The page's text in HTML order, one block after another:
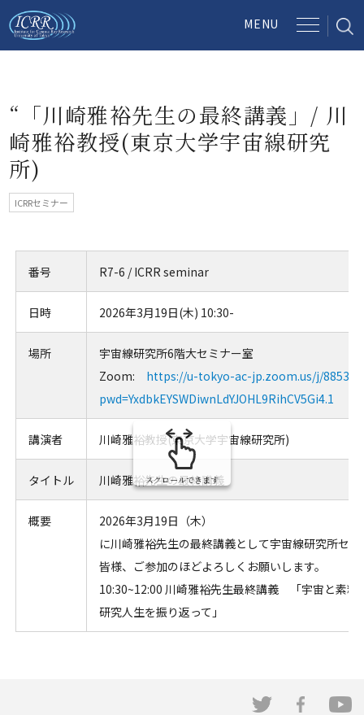
“「川崎雅裕先生の最終講義」/ 川
崎雅裕教授(東京大学宇宙線研究
所)
ICRRセミナー
番号 R7-6 / ICRR seminar
日時 2026年3月19日(木) 10:30-
場所
宇宙線研究所6階大セミナー室
Zoom: https://u-tokyo-ac-jp.zoom.us/j/
pwd=YxdbkEYSWDiwnLdYJOHL9RihCV5Gi4.1
講演者 川崎雅裕教授(東京大学宇宙線研究所)
タイトル 川崎雅裕先生の最終講義
概要
2026年3月19日（木）
に川崎雅裕先生の最終講義として宇宙線研究所セ
皆様、ご参加のほどよろしくお願いします。
10:30~12:00 川崎雅裕先生最終講義 「宇宙と素
研究人生を振り返って」
スクロールできます